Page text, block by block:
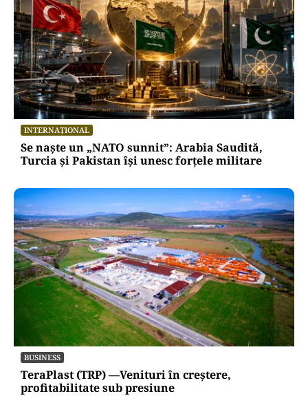
INTERNAȚIONAL
Se naște un „NATO sunnit”: Arabia Saudită,
Turcia și Pakistan își unesc forțele militare
BUSINESS
TeraPlast (TRP) —Venituri în creștere,
profitabilitate sub presiune